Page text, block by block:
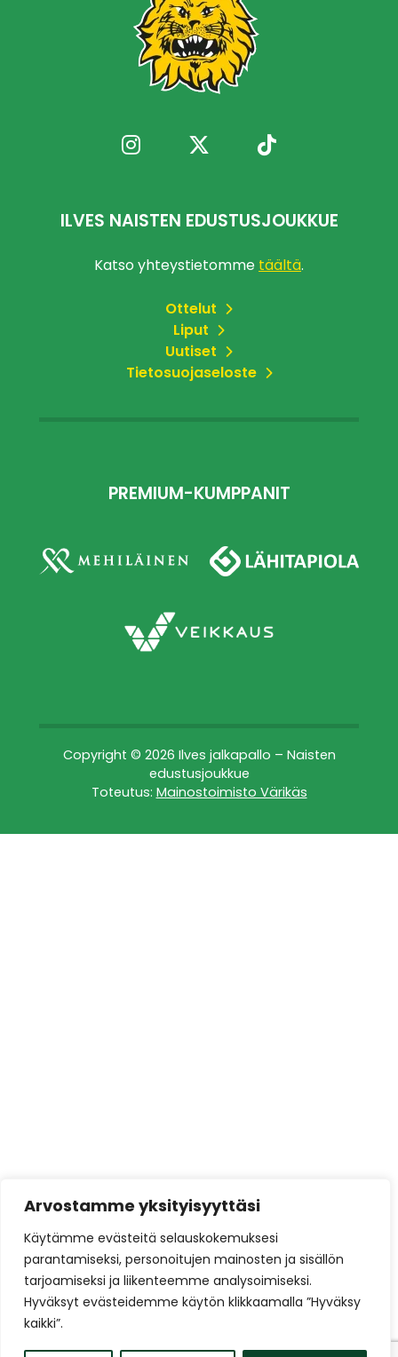
Arvostamme yksityisyyttäsi
Käytämme evästeitä selauskokemuksesi
parantamiseksi, personoitujen mainosten ja sisällön
tarjoamiseksi ja liikenteemme analysoimiseksi.
Hyväksyt evästeidemme käytön klikkaamalla ”Hyväksy
kaikki”.
ILVES NAISTEN EDUSTUSJOUKKUE
Katso yhteystietomme täältä.
Ottelut
Liput
Uutiset
Tietosuojaseloste
PREMIUM-KUMPPANIT
Copyright © 2026 Ilves jalkapallo – Naisten
edustusjoukkue
Toteutus: Mainostoimisto Värikäs